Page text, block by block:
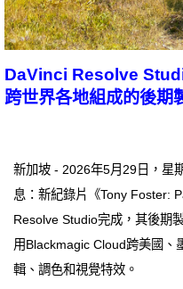
DaVinci Resolve
跨世界各地組成的後期
新加坡 - 2026年5月29日，星
息：新紀錄片《Tony Foster:
Resolve Studio完成，其後期
用Blackmagic Cloud跨美國、
輯、調色和視覺特效。